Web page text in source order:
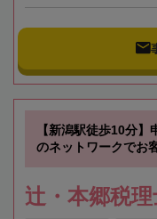
【新潟駅徒歩10分
のネットワークでお
辻・本郷税